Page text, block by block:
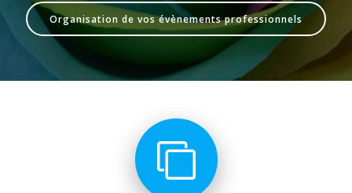
Organisation de vos évènements professionnels